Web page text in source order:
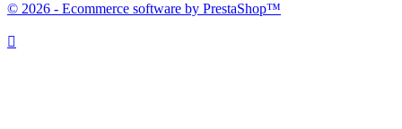
© 2026 - Ecommerce software by PrestaShop™
